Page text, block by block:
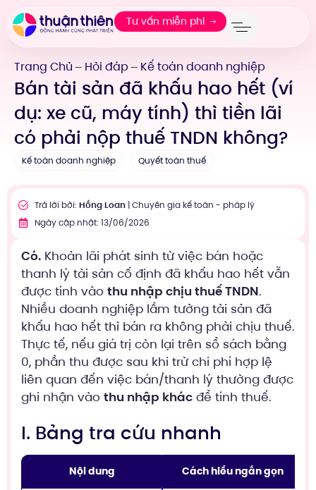
Tư vấn miễn phí
Trang Chủ — Hỏi đáp — Kế toán doanh nghiệp
Bán tài sản đã khấu hao hết (ví
dụ: xe cũ, máy tính) thì tiền lãi
có phải nộp thuế TNDN không?
Kế toán doanh nghiệp Quyết toán thuế
Trả lời bởi: Hồng Loan| Chuyên gia kế toán - pháp lý
Ngày cập nhật: 13/06/2026
Có. Khoản lãi phát sinh từ việc bán hoặc
thanh lý tài sản cố định đã khấu hao hết vẫn
được tính vào thu nhập chịu thuế TNDN.
Nhiều doanh nghiệp lầm tưởng tài sản đã
khấu hao hết thì bán ra không phải chịu thuế.
Thực tế, nếu giá trị còn lại trên sổ sách bằng
0, phần thu được sau khi trừ chi phí hợp lệ
liên quan đến việc bán/thanh lý thường được
ghi nhận vào thu nhập khác để tính thuế.
I. Bảng tra cứu nhanh
Nội dung Cách hiểu ngắn gọn